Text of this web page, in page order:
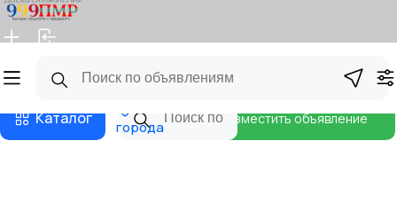
Главная
Каталог
города
Разместить объявление